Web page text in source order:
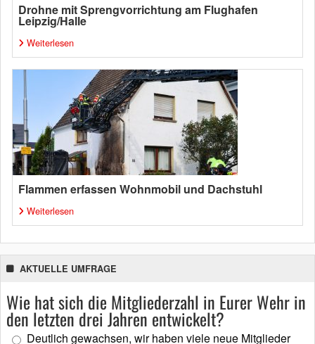
Drohne mit Sprengvorrichtung am Flughafen
Leipzig/Halle
Weiterlesen
Flammen erfassen Wohnmobil und Dachstuhl
Weiterlesen
AKTUELLE UMFRAGE
Wie hat sich die Mitgliederzahl in Eurer Wehr in
den letzten drei Jahren entwickelt?
Deutlich gewachsen, wir haben viele neue Mitglieder